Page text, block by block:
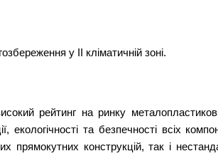
у ІІ кліматичній зоні.
рейтинг на ринку
екологічності та безпечності всіх
прямокутних конструкцій, так і